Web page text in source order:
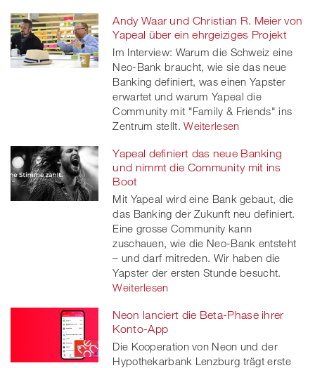
Andy Waar und Christian R. Meier von
Yapeal über ein ehrgeiziges Projekt
Im Interview: Warum die Schweiz eine
Neo-Bank braucht, wie sie das neue
Banking definiert, was einen Yapster
erwartet und warum Yapeal die
Community mit "Family & Friends" ins
Zentrum stellt. Weiterlesen
Yapeal definiert das neue Banking
und nimmt die Community mit ins
Boot
Mit Yapeal wird eine Bank gebaut, die
das Banking der Zukunft neu definiert.
Eine grosse Community kann
zuschauen, wie die Neo-Bank entsteht
– und darf mitreden. Wir haben die
Yapster der ersten Stunde besucht.
Weiterlesen
Neon lanciert die Beta-Phase ihrer
Konto-App
Die Kooperation von Neon und der
Hypothekarbank Lenzburg trägt erste